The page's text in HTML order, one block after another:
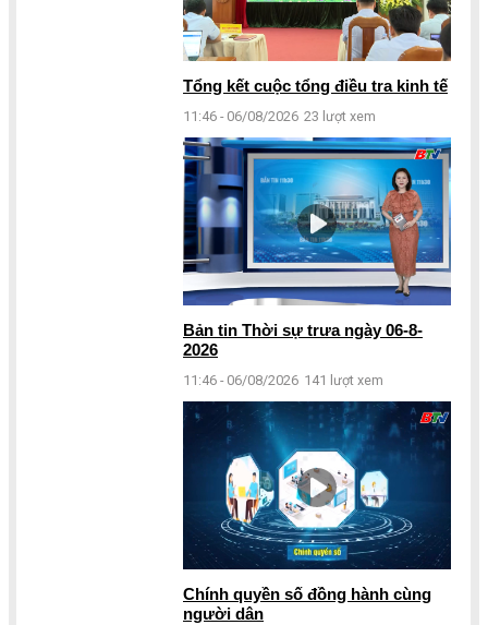
Tổng kết cuộc tổng điều tra kinh tế
11:46 - 06/08/2026 23 lượt xem
Bản tin Thời sự trưa ngày 06-8-
2026
11:46 - 06/08/2026 141 lượt xem
Chính quyền số đồng hành cùng
người dân